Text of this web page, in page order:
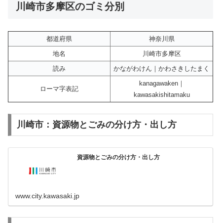
川崎市多摩区のゴミ分別
都道府県
神奈川県
地名
川崎市多摩区
読み
かながわけん｜かわさきしたまく
ローマ字表記
kanagawaken｜
kawasakishitamaku
川崎市：資源物とごみの分け方・出し方
資源物とごみの分け方・出し方
www.city.kawasaki.jp